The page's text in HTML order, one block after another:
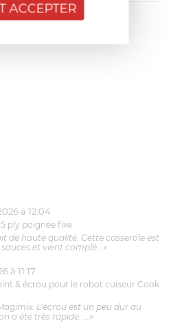
à 12:04
ply poignée fixe
de haute qualité. Cette casserole est
et vient complé...»
à 11:17
& écrou pour le robot cuiseur Cook
L'écrou est un peu dur au
a été très rapide. ...»
ACCEPTER